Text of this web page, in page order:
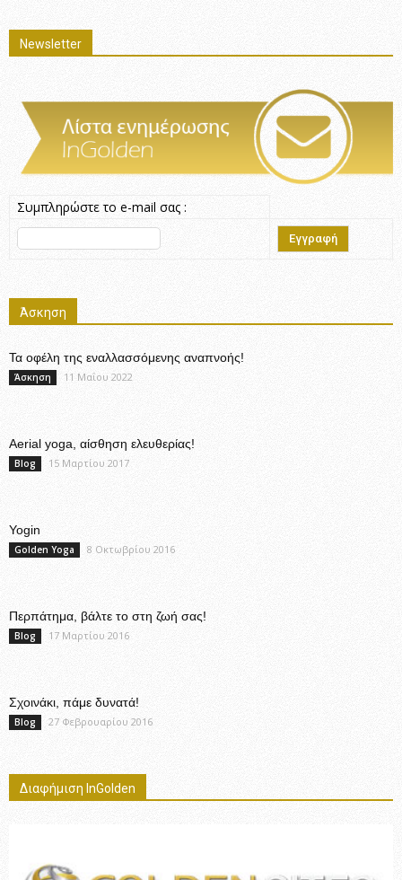
Newsletter
Συμπληρώστε το e-mail σας :
Άσκηση
Τα οφέλη της εναλλασσόμενης αναπνοής!
Άσκηση 11 Μαΐου 2022
Aerial yoga, αίσθηση ελευθερίας!
Blog 15 Μαρτίου 2017
Yogin
Golden Yoga 8 Οκτωβρίου 2016
Περπάτημα, βάλτε το στη ζωή σας!
Blog 17 Μαρτίου 2016
Σχοινάκι, πάμε δυνατά!
Blog 27 Φεβρουαρίου 2016
Διαφήμιση InGolden